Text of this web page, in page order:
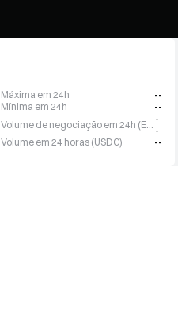
Máxima em 24h
--
Mínima em 24h
--
-
-
Volume em 24 horas (USDC)
--